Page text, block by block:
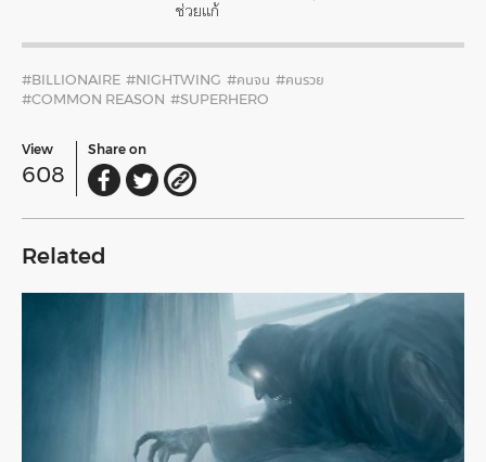
ช่วยแก้
#BILLIONAIRE #NIGHTWING #คนจน #คนรวย
#COMMON REASON #SUPERHERO
View
608
Share on
Related